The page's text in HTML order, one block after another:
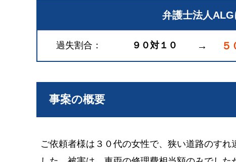
弁護士法人
過失割合 ９０対１０ → ５
事案の概要
ご依頼者様は３０代の女性で、狭い道路のす